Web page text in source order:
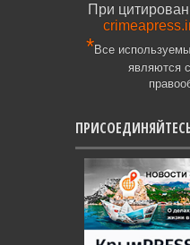
При
*Все
являются